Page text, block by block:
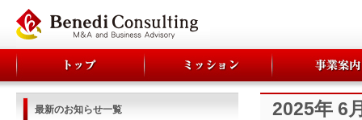
2025年 6
最新のお知らせ一覧